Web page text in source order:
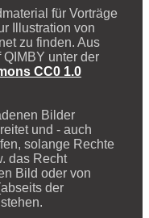
für Vorträge
Illustration von
zu finden. Aus
unter der
CC0 1.0
Bilder
und - auch
solange Rechte
das Recht
Bild oder von
der